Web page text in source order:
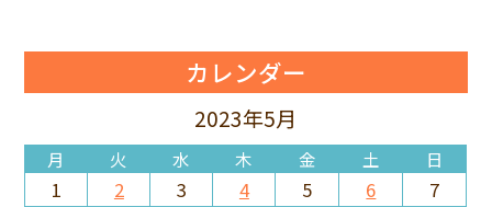
カレンダー
2023年5月
月 火 水 木 金 土 日
1 2 3 4 5 6
7